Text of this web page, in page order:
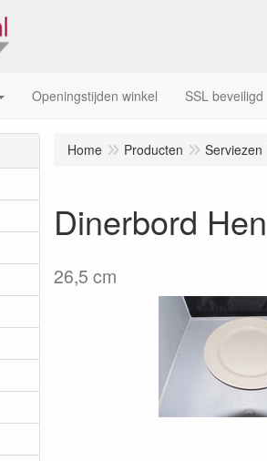
Openingstijden winkel SSL beveiligd
Home Producten Serviezen
Dinerbord
26,5 cm